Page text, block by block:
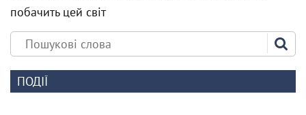
побачить цей світ
ПОДІЇ